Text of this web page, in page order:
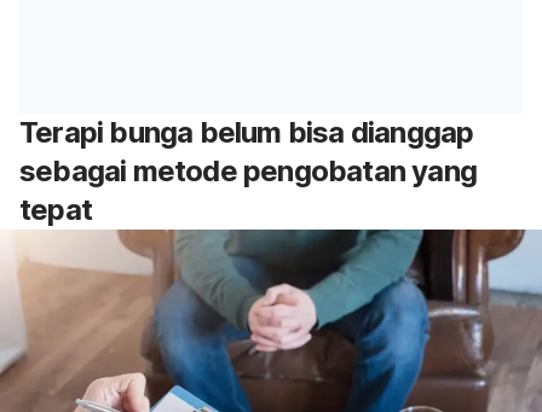
Terapi bunga belum bisa dianggap
sebagai metode pengobatan yang
tepat